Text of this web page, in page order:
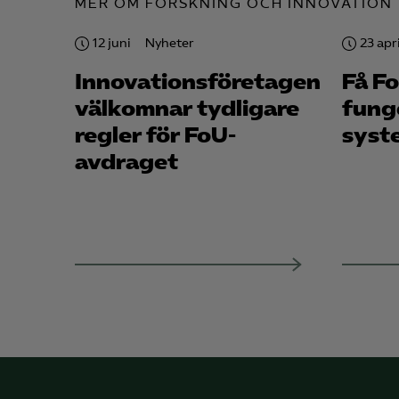
MER OM FORSKNING OCH INNOVATION
12 juni Nyheter
Innovations­företagen
välkomnar tydligare
regler för FoU-
avdraget
23
Fåvisa